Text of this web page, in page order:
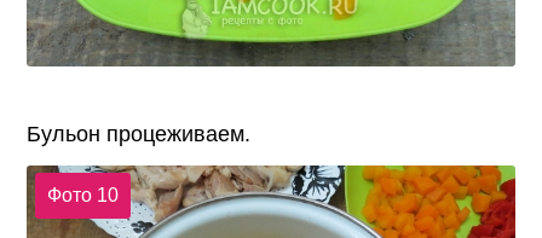
Бульон процеживаем.
Фото 10